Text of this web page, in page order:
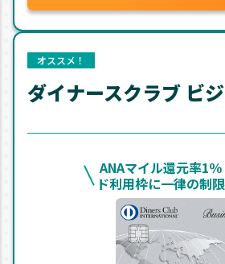
オススメ！
ダイナースクラブ ビ
ANAマイル還元率1％
ド利用枠に一律の制